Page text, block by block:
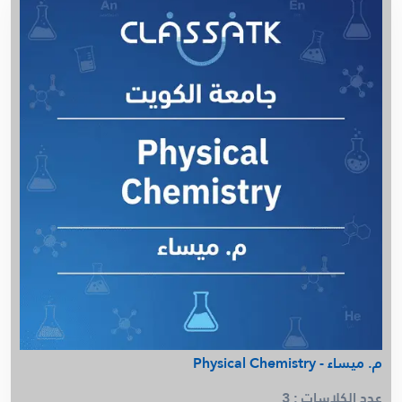
د. أمل السيد - Micro 105
Math 101 - Ashraf Rage - KCST
Calculus A - اشرف راجي - ASSU جامعة
أ. سالم الشمري - Fundamental
أ. سالم الشمري - Physics Rs 3
م . محمد يونس - Thermodynamics
فيزياء - الصف العاشر - الفصل الثاني
كيمياء - الصف العاشر - الفصل الثاني
Calculus b - أ . اشرف راجي - AASU
Linear Circuit EE202 - MY Team
م. مريم الجدحي - Project Management - AM
رياضيات - الصف الحادي عشر - الفصل الثاني
Linear Algebra - AASU - اشرف راجي
د. أمل السيد - Biochemistry 315
فيزياء - الصف الثاني عشر - الفصل الثاني
فيزياء - الصف الحادي عشر - الفصل الثاني
م. ميساء - Physical Chemistry